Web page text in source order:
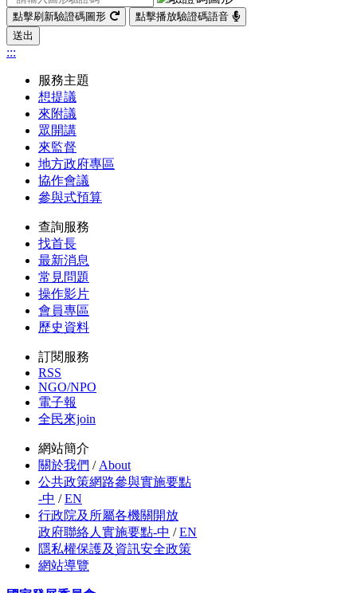
點擊刷新驗證碼圖形
點擊播放驗證碼語音
送出
:::
服務主題
想提議
來附議
眾開講
來監督
地方政府專區
協作會議
參與式預算
查詢服務
找首長
最新消息
常見問題
操作影片
會員專區
歷史資料
訂閱服務
RSS
NGO/NPO
電子報
全民來join
網站簡介
關於我們 / About
公共政策網路參與實施要點
-中 /EN
行政院及所屬各機關開放
政府聯絡人實施要點-中 /EN
隱私權保護及資訊安全政策
網站導覽